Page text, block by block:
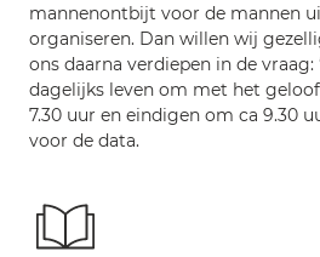
mannenontbijt voor de mannen
organiseren. Dan willen wij
ons daarna verdiepen in de vraag:
dagelijks leven om met het
7.30 uur en eindigen om ca 9.30
voor de data.